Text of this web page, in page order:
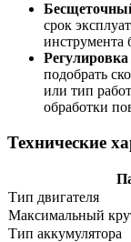
срок
инструмента
подобрать
или тип
обработки
Технические
Тип двигателя
Максимальный
Тип аккумулятора